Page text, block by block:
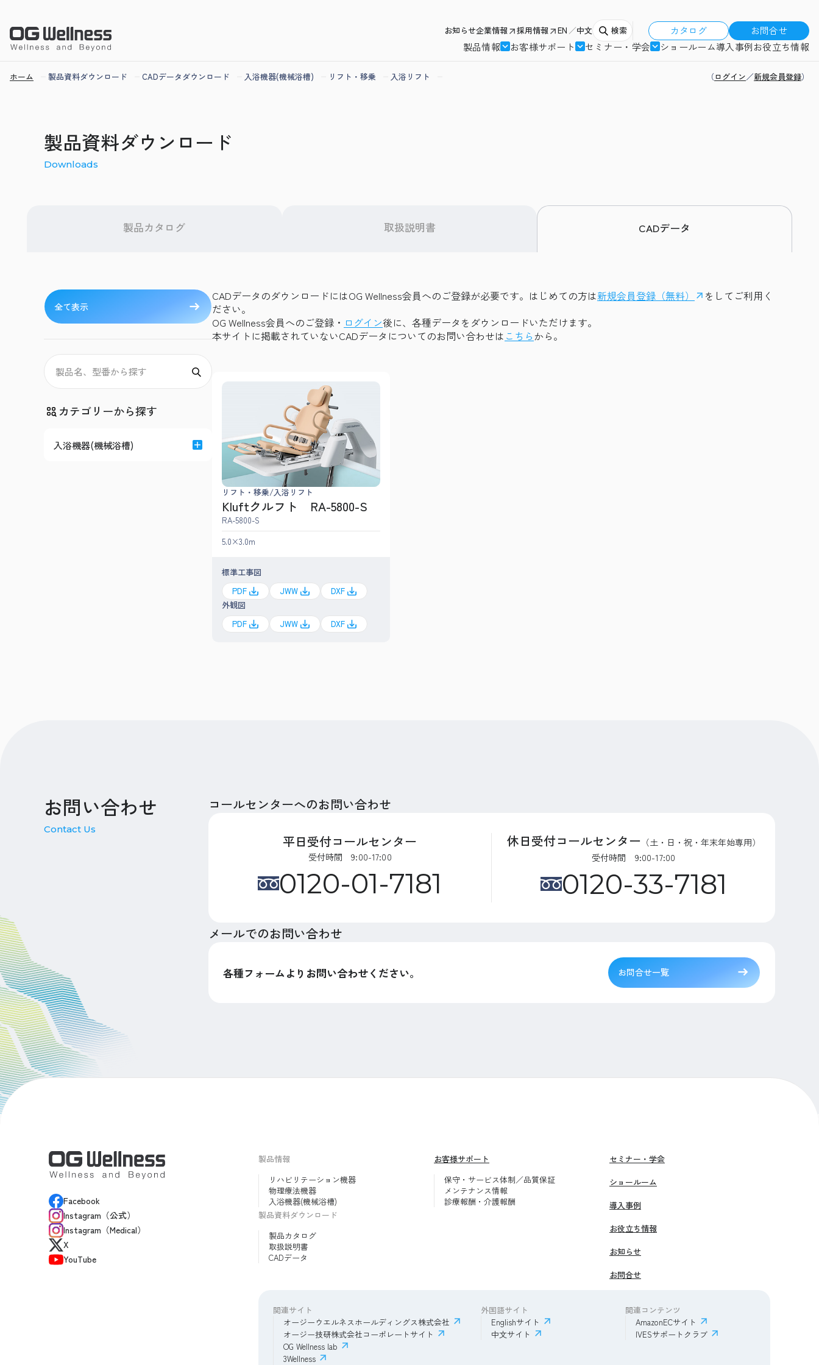
お知らせ企業情報 採用情報 EN 中文 検索 カタログ
お問合せ
製品情報
お客様サポート セミナー・学会 ショールーム導入事例お役立ち情報
ホーム 製品資料ダウンロード CADデータダウンロード 入浴機器(機械浴槽) リフト・移乗 入浴リフト （ログイン／新規会員登録）
製品資料ダウンロード
Downloads
製品カタログ 取扱説明書 CADデータ
全て表示
カテゴリーから探す
入浴機器(機械浴槽)
CADデータのダウンロードにはOG Wellness会員へのご登録が必要です。はじめての方は新規会員登録（無料）
をしてご利用く
ださい。
OG Wellness会員へのご登録・ ログイン後に、各種データをダウンロードいただけます。
本サイトに掲載されていないCADデータについてのお問い合わせは こちらから。
リフト・移乗/入浴リフト
Kluftクルフト RA-5800-S
RA-5800-S
5.0×3.0m
標準工事図
PDF
JWW
DXF
外観図
PDF
JWW DXF
お問い合わせ
Contact Us
コールセンターへのお問い合わせ
平日受付コールセンター
受付時間 9:00-17:00
0120-01-7181
休日受付コールセンター （土・日・祝・年末年始専用）
受付時間 9:00-17:00
0120-33-7181
メールでのお問い合わせ
各種フォームよりお問い合わせください。 お問合せ一覧
Facebook
Instagram（公式）
Instagram（Medical）
X
YouTube
製品情報
リハビリテーション機器
物理療法機器
入浴機器(機械浴槽)
製品資料ダウンロード
製品カタログ
取扱説明書
CADデータ
お客様サポート
保守・サービス体制／品質保証
メンテナンス情報
診療報酬・介護報酬
セミナー・学会
ショールーム
導入事例
お役立ち情報
お知らせ
お問合せ
関連サイト
オージーウエルネスホールディングス株式会社
オージー技研株式会社コーポレートサイト
OG Wellness lab
3Wellness
外国語サイト
Englishサイト
中文サイト
関連コンテンツ
AmazonECサイト
IVESサポートクラブ